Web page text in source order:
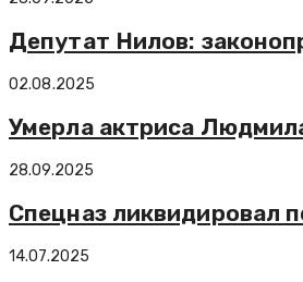
Депутат Нилов:
02.08.2025
Умерла актриса
28.09.2025
Спецназ ликвидировал
14.07.2025